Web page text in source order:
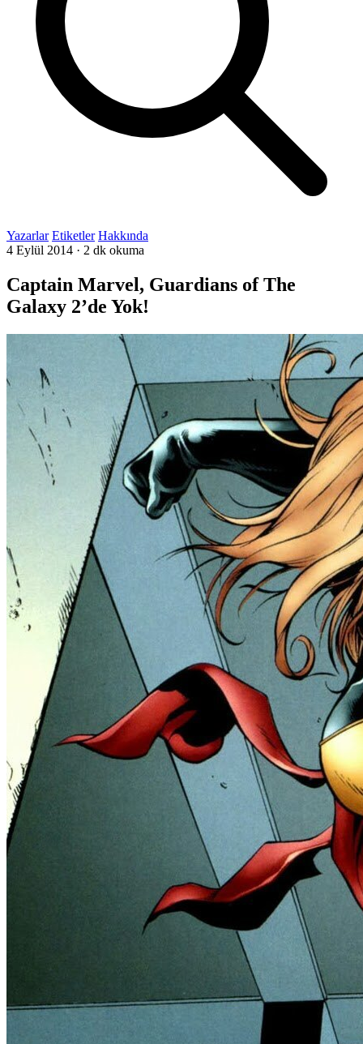
Yazarlar Etiketler Hakkında
4 Eylül 2014 · 2 dk okuma
Captain Marvel, Guardians of The
Galaxy 2’de Yok!